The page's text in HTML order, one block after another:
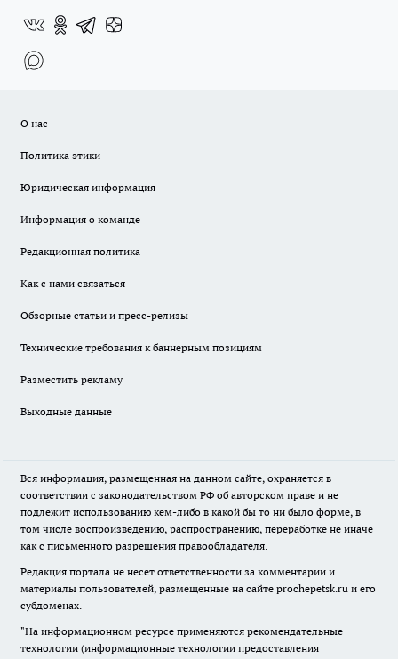
О нас
Политика этики
Юридическая информация
Информация о команде
Редакционная политика
Как с нами связаться
Обзорные статьи и пресс-релизы
Технические требования к баннерным позициям
Разместить рекламу
Выходные данные
Вся информация, размещенная на данном сайте, охраняется в
соответствии с законодательством РФ об авторском праве и не
подлежит использованию кем-либо в какой бы то ни было форме, в
том числе воспроизведению, распространению, переработке не иначе
как с письменного разрешения правообладателя.
Редакция портала не несет ответственности за комментарии и
материалы пользователей, размещенные на сайте prochepetsk.ru и его
субдоменах.
"На информационном ресурсе применяются рекомендательные
технологии (информационные технологии предоставления